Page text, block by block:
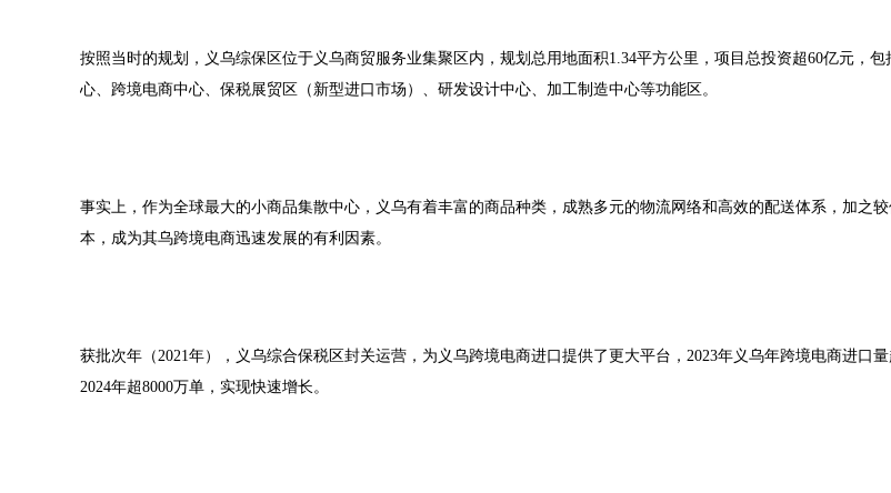
按照当时的规划，义乌综保区位于义乌商贸服务业集聚区内，规划总用地面积1.34平方公里，项目总投资超60亿元，包
心、跨境电商中心、保税展贸区（新型进口市场）、研发设计中心、加工制造中心等功能区。
事实上，作为全球最大的小商品集散中心，义乌有着丰富的商品种类，成熟多元的物流网络和高效的配送体系，加之
本，成为其乌跨境电商迅速发展的有利因素。
获批次年（2021年），义乌综合保税区封关运营，为义乌跨境电商进口提供了更大平台，2023年义乌年跨境电商进口量
2024年超8000万单，实现快速增长。